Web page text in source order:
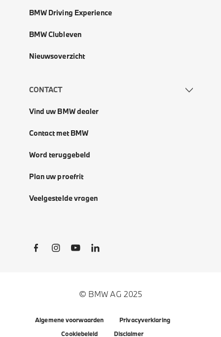
BMW Driving Experience
BMW Clubleven
Nieuwsoverzicht
CONTACT
Vind uw BMW dealer
Contact met BMW
Word teruggebeld
Plan uw proefrit
Veelgestelde vragen
Social Links
© BMW AG 2025
Algemene voorwaarden
Privacyverklaring
Cookiebeleid
Disclaimer